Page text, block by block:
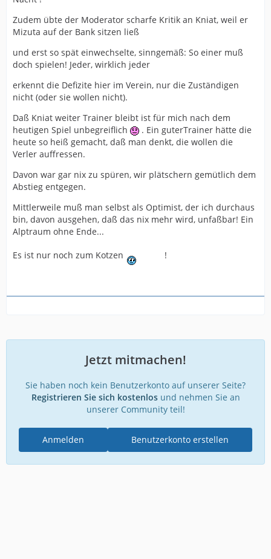
Zudem übte der Moderator scharfe Kritik an Kniat, weil er
Mizuta auf der Bank sitzen ließ
und erst so spät einwechselte, sinngemäß: So einer muß
doch spielen! Jeder, wirklich jeder
erkennt die Defizite hier im Verein, nur die Zuständigen
nicht (oder sie wollen nicht).
Daß Kniat weiter Trainer bleibt ist für mich nach dem
heutigen Spiel unbegreiflich
. Ein guterTrainer hätte die
heute so heiß gemacht, daß man denkt, die wollen die
Verler auffressen.
Davon war gar nix zu spüren, wir plätschern gemütlich dem
Abstieg entgegen.
Mittlerweile muß man selbst als Optimist, der ich durchaus
bin, davon ausgehen, daß das nix mehr wird, unfaßbar! Ein
Alptraum ohne Ende...
Es ist nur noch zum Kotzen !
Jetzt mitmachen!
Sie haben noch kein Benutzerkonto auf unserer Seite?
Registrieren Sie sich kostenlosund nehmen Sie an
unserer Community teil!
Benutzerkonto erstellen
Anmelden